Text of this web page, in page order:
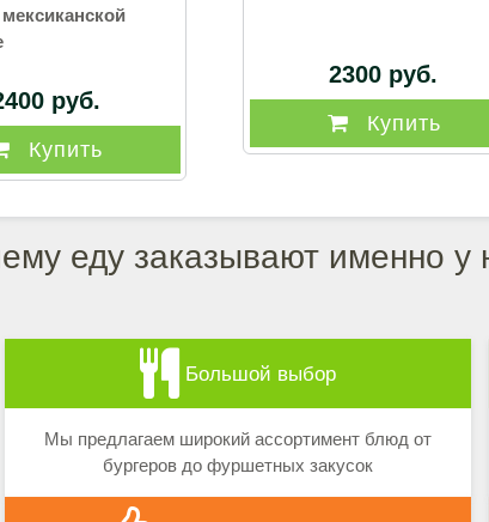
руб.
Купить
2300 руб.
Купить
еду заказывают именно у
Большой выбор
Мы предлагаем широкий ассортимент блюд от
бургеров до фуршетных закусок